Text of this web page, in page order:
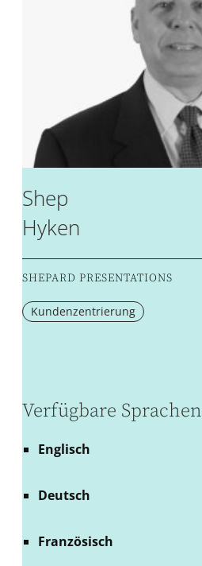
Shep
Hyken
SHEPARD PRESENTATIONS
Kundenzentrierung
Verfügbare Sprachen
Englisch
Deutsch
Französisch